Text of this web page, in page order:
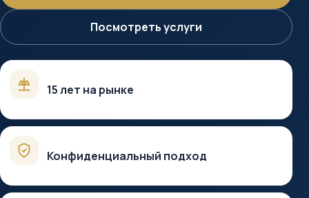
Посмотреть услуги
15 лет на рынке
Конфиденциальный подход